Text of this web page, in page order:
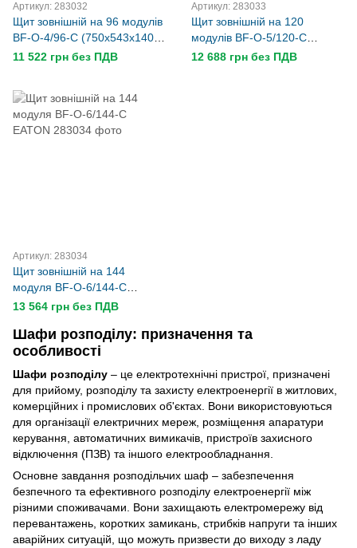
Артикул: 283032
Щит зовнішній на 96 модулів
BF-O-4/96-C (750x543x140)
IP30 EATON
11 522 грн без ПДВ
Артикул: 283033
Щит зовнішній на 120
модулів BF-O-5/120-C
(900x543x140) IP30 EATON
12 688 грн без ПДВ
Артикул: 283034
Щит зовнішній на 144
модуля BF-O-6/144-C
EATON
13 564 грн без ПДВ
Шафи розподілу: призначення та
особливості
Шафи розподілу – це електротехнічні пристрої, призначені
для прийому, розподілу та захисту електроенергії в житлових,
комерційних і промислових об'єктах. Вони використовуються
для організації електричних мереж, розміщення апаратури
керування, автоматичних вимикачів, пристроїв захисного
відключення (ПЗВ) та іншого електрообладнання.
Основне завдання розподільчих шаф – забезпечення
безпечного та ефективного розподілу електроенергії між
різними споживачами. Вони захищають електромережу від
перевантажень, коротких замикань, стрибків напруги та інших
аварійних ситуацій, що можуть призвести до виходу з ладу